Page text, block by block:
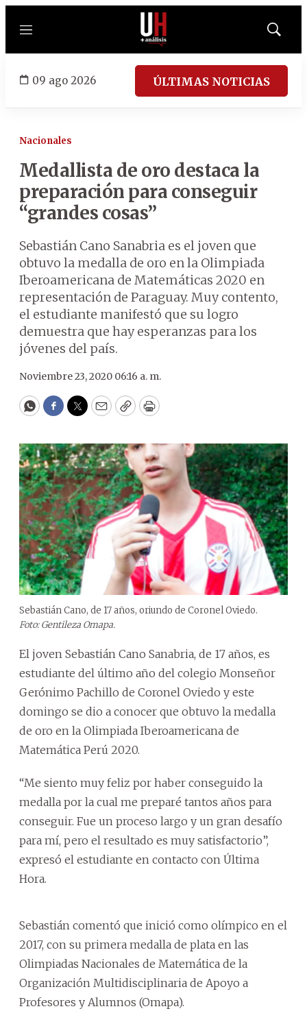
Menú
Mostrar
09 ago 2026 ÚLTIMAS NOTICIAS
Nacionales
Medallista de oro destaca la
preparación para conseguir
“grandes cosas”
Sebastián Cano Sanabria es el joven que
obtuvo la medalla de oro en la Olimpiada
Iberoamericana de Matemáticas 2020 en
representación de Paraguay. Muy contento,
el estudiante manifestó que su logro
demuestra que hay esperanzas para los
jóvenes del país.
Noviembre 23, 2020 06:16 a. m.
WhatsApp
Facebook
Twitter
EmailCopyPrint
Sebastián Cano, de 17 años, oriundo de Coronel Oviedo.
Foto: Gentileza Omapa.
El joven Sebastián Cano Sanabria, de 17 años, es
estudiante del último año del colegio Monseñor
Gerónimo Pachillo de Coronel Oviedo y este
domingo se dio a conocer que obtuvo la medalla
de oro en la Olimpiada Iberoamericana de
Matemática Perú 2020.
“Me siento muy feliz por haber conseguido la
medalla por la cual me preparé tantos años para
conseguir. Fue un proceso largo y un gran desafío
para mí, pero el resultado es muy satisfactorio”,
expresó el estudiante en contacto con Última
Hora.
Sebastián comentó que inició como olímpico en el
2017, con su primera medalla de plata en las
Olimpiadas Nacionales de Matemática de la
Organización Multidisciplinaria de Apoyo a
Profesores y Alumnos (Omapa).